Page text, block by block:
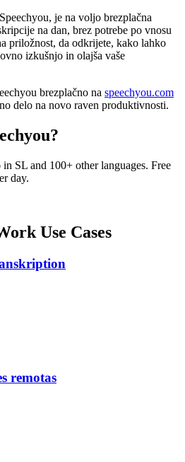
je na voljo brezplačna
na dan, brez potrebe po vnosu
priložnost, da odkrijete, kako lahko
izkušnjo in olajša vaše
brezplačno na speechyou.com
delo na novo raven produktivnosti.
in SL and 100+ other languages. Free
day.
Use Cases
remotas